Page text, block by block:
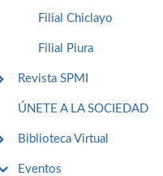
Filial Chiclayo
Filial Piura
Revista SPMI
ÚNETE A LA SOCIEDAD
Biblioteca Virtual
Eventos